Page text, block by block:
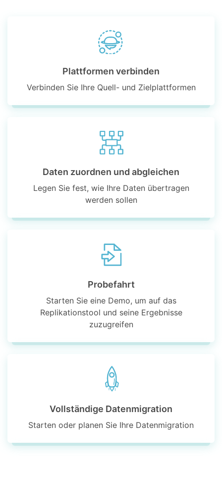
Plattformen verbinden
Verbinden Sie Ihre Quell- und Zielplattformen
Daten zuordnen und abgleichen
Legen Sie fest, wie Ihre Daten übertragen
werden sollen
Probefahrt
Starten Sie eine Demo, um auf das
Replikationstool und seine Ergebnisse
zuzugreifen
Vollständige Datenmigration
Starten oder planen Sie Ihre Datenmigration